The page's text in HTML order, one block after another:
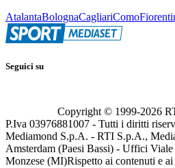
AtalantaBolognaCagliariComo
Seguici su
Copyright © 1999-2026
P.Iva 03976881007 - Tutti i diritti
Mediamond S.p.A. - RTI S.p.A.,
Amsterdam (Paesi Bassi) - Uffici
Monzese (MI)Rispetto ai contenuti e